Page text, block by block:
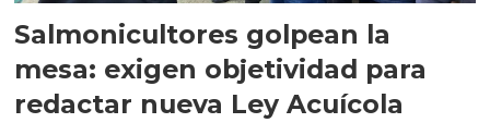
Salmonicultores golpean la
mesa: exigen objetividad para
redactar nueva Ley Acuícola